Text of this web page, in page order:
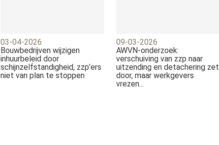
03-04-2026
Bouwbedrijven wijzigen
inhuurbeleid door
schijnzelfstandigheid, zzp’ers
niet van plan te stoppen
09-03-2026
AWVN-onderzoek:
verschuiving van zzp naar
uitzending en detachering zet
door, maar werkgevers
vrezen...